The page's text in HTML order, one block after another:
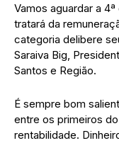
Vamos aguardar a
tratará da
categoria delibere
Saraiva Big,
Santos e Região.
É sempre bom
entre os primeiros
rentabilidade.